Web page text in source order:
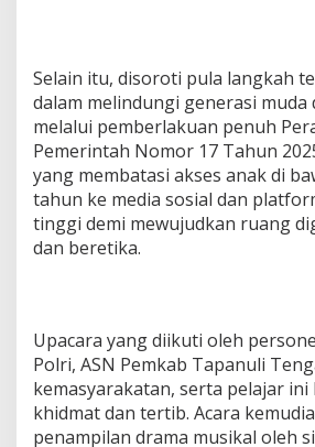
Selain itu, disoroti pula langkah
dalam melindungi generasi
melalui pemberlakuan penuh
Pemerintah Nomor 17 Tahun
yang membatasi akses anak di
tahun ke media sosial dan
tinggi demi mewujudkan ruang
dan beretika.
Upacara yang diikuti oleh
Polri, ASN Pemkab Tapanuli
kemasyarakatan, serta pelajar
khidmat dan tertib. Acara
penampilan drama musikal oleh